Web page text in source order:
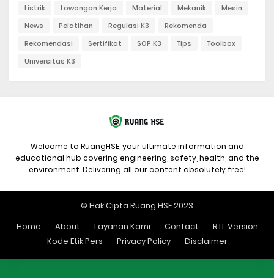
Listrik
Lowongan Kerja Material Mekanik
Mesin
News
Pelatihan Regulasi K3
Rekomenda
Rekomendasi
Sertifikat SOP K3 Tips
Toolbox
Universitas K3
Welcome to RuangHSE, your ultimate information and
educational hub covering engineering, safety, health, and the
environment. Delivering all our content absolutely free!
© Hak Cipta Ruang HSE 2023
Home
About Layanan Kami Contact
RTL Version
Kode Etik Pers
Privacy Policy Disclaimer